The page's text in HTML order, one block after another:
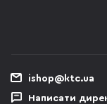
ishop@ktc.ua
Написати